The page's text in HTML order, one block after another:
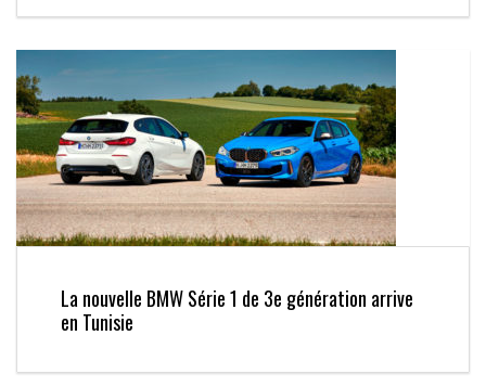
La nouvelle BMW Série 1 de 3e génération arrive
en Tunisie